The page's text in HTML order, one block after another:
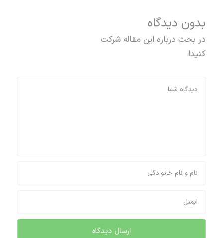
بدون دیدگاه
در بحث درباره این مقاله شرکت
کنید!